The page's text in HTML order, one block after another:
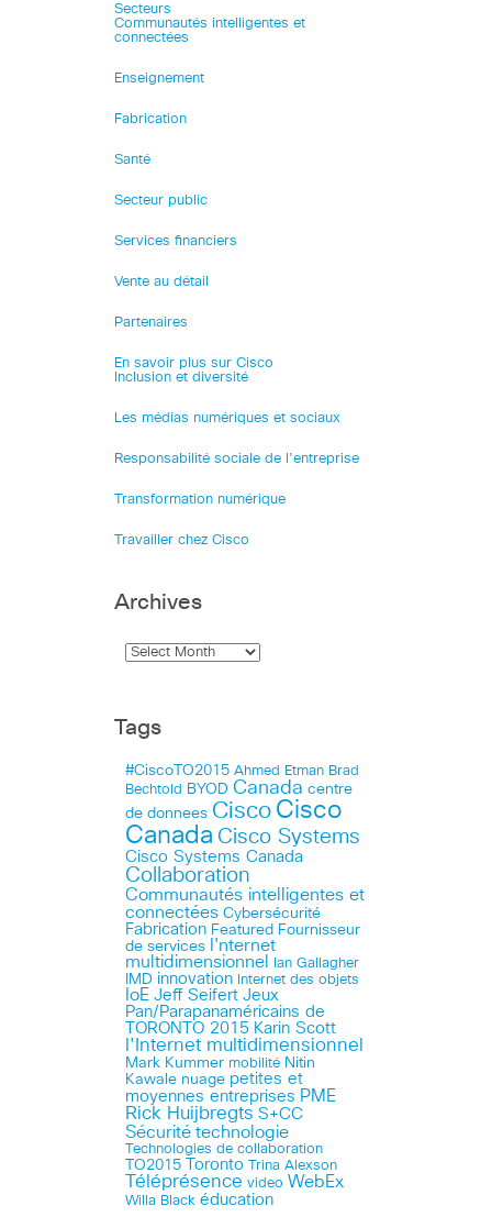
Secteurs
Communautés intelligentes et
connectées
Enseignement
Fabrication
Santé
Secteur public
Services financiers
Vente au détail
Partenaires
En savoir plus sur Cisco
Inclusion et diversité
Les médias numériques et sociaux
Responsabilité sociale de l’entreprise
Transformation numérique
Travailler chez Cisco
Archives
Tags
#CiscoTO2015 Ahmed Etman Brad
Bechtold
BYOD Canada centre
de donnees Cisco Cisco
Canada Cisco Systems
Cisco Systems Canada
Collaboration
Communautés intelligentes et
connectées Cybersécurité
Fabrication Featured Fournisseur
de services
I'nternet
multidimensionnel
Ian Gallagher
IMD innovation Internet des objets
IoE Jeff Seifert Jeux
Pan/Parapanaméricains de
TORONTO 2015 Karin Scott
l'Internet multidimensionnel
Mark Kummer mobilité Nitin
Kawale nuage petites et
moyennes entreprises PME
Rick Huijbregts S+CC
Sécurité technologie
Technologies de collaboration
TO2015 Toronto Trina Alexson
Téléprésence video WebEx
Willa Black éducation